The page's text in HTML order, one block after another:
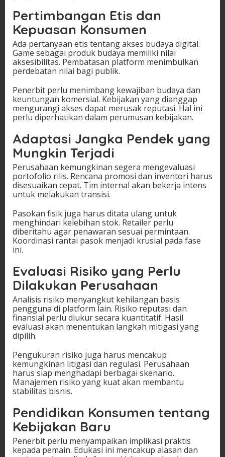
Pertimbangan Etis dan
Kepuasan Konsumen
Ada pertanyaan etis tentang akses budaya digital.
Game sebagai produk budaya memiliki nilai
aksesibilitas. Pembatasan platform menimbulkan
perdebatan nilai bagi publik.
Penerbit perlu menimbang kewajiban budaya dan
keuntungan komersial. Kebijakan yang dianggap
mengurangi akses dapat merusak reputasi. Hal ini
perlu diperhatikan dalam perumusan kebijakan.
Adaptasi Jangka Pendek yang
Mungkin Terjadi
Perusahaan kemungkinan segera mengevaluasi
portofolio rilis. Rencana promosi dan inventori harus
disesuaikan cepat. Tim internal akan bekerja intens
untuk melakukan transisi.
Pasokan fisik juga harus ditata ulang untuk
menghindari kelebihan stok. Retailer perlu
diberitahu agar penawaran sesuai permintaan.
Koordinasi rantai pasok menjadi krusial pada fase
ini.
Evaluasi Risiko yang Perlu
Dilakukan Perusahaan
Analisis risiko menyangkut kehilangan basis
pengguna di platform lain. Risiko reputasi dan
finansial perlu diukur secara kuantitatif. Hasil
evaluasi akan menentukan langkah mitigasi yang
dipilih.
Pengukuran risiko juga harus mencakup
kemungkinan litigasi dan regulasi. Perusahaan
harus siap menghadapi berbagai skenario.
Manajemen risiko yang kuat akan membantu
stabilitas bisnis.
Pendidikan Konsumen tentang
Kebijakan Baru
Penerbit perlu menyampaikan implikasi praktis
kepada pemain. Edukasi ini mencakup alasan dan